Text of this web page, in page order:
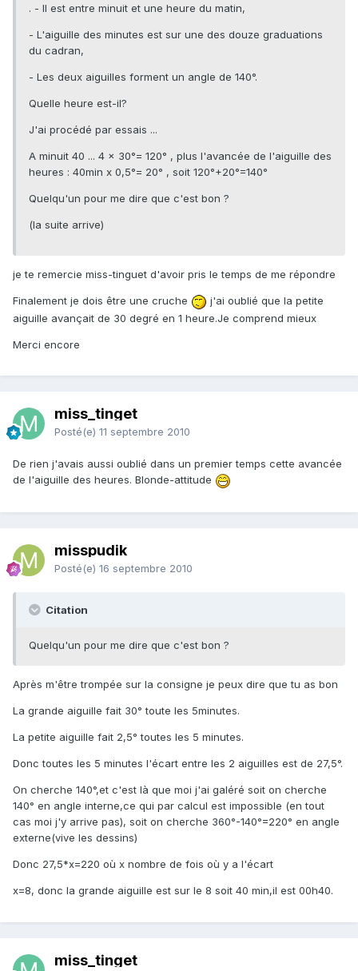
. - Il est entre minuit et une heure du matin,
- L'aiguille des minutes est sur une des douze graduations
du cadran,
- Les deux aiguilles forment un angle de 140°.
Quelle heure est-il?
J'ai procédé par essais ...
A minuit 40 ... 4 x 30°= 120° , plus l'avancée de l'aiguille des
heures : 40min x 0,5°= 20° , soit 120°+20°=140°
Quelqu'un pour me dire que c'est bon ?
(la suite arrive)
je te remercie miss-tinguet d'avoir pris le temps de me répondre
Finalement je dois être une cruche
j'ai oublié que la petite
aiguille avançait de 30 degré en 1 heure.Je comprend mieux
Merci encore
miss_tinget
Posté(e) 11 septembre 2010
De rien j'avais aussi oublié dans un premier temps cette avancée
de l'aiguille des heures. Blonde-attitude
misspudik
Posté(e) 16 septembre 2010
Citation
Quelqu'un pour me dire que c'est bon ?
Après m'être trompée sur la consigne je peux dire que tu as bon
La grande aiguille fait 30° toute les 5minutes.
La petite aiguille fait 2,5° toutes les 5 minutes.
Donc toutes les 5 minutes l'écart entre les 2 aiguilles est de 27,5°.
On cherche 140°,et c'est là que moi j'ai galéré soit on cherche
140° en angle interne,ce qui par calcul est impossible (en tout
cas moi j'y arrive pas), soit on cherche 360°-140°=220° en angle
externe(vive les dessins)
Donc 27,5*x=220 où x nombre de fois où y a l'écart
x=8, donc la grande aiguille est sur le 8 soit 40 min,il est 00h40.
miss_tinget